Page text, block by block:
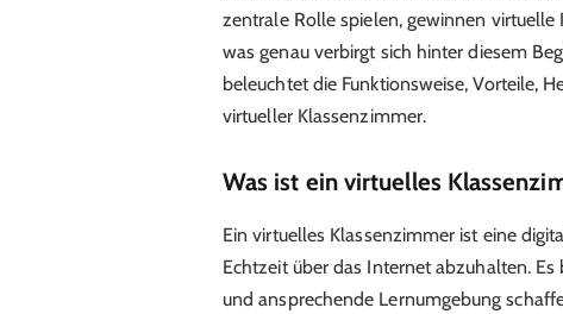
zentrale Rolle spielen, gewinnen
was genau verbirgt sich hinter diesem
beleuchtet die Funktionsweise, Vorteile,
virtueller Klassenzimmer.
Was ist ein virtuelles
Ein virtuelles Klassenzimmer ist eine
Echtzeit über das Internet abzuhalten.
und ansprechende Lernumgebung